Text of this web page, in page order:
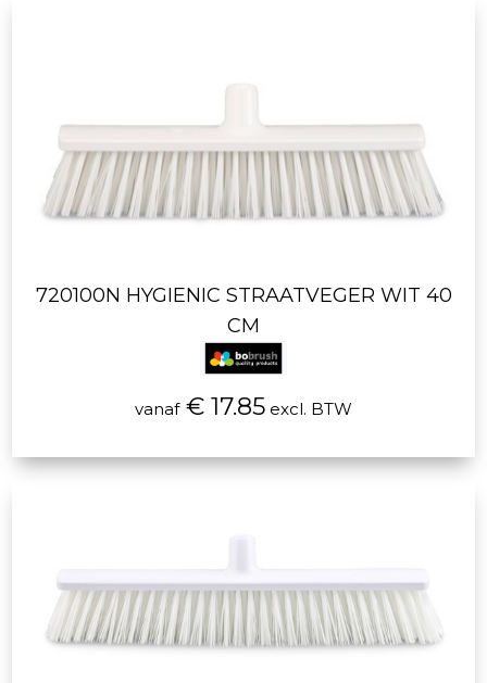
720100N HYGIENIC STRAATVEGER WIT 40
CM
vanaf€ 17.85 excl. BTW